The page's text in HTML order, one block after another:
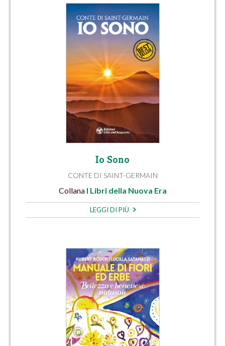
Io Sono
CONTE DI SAINT-GERMAIN
Collana I Libri della Nuova Era
LEGGI DI PIÙ